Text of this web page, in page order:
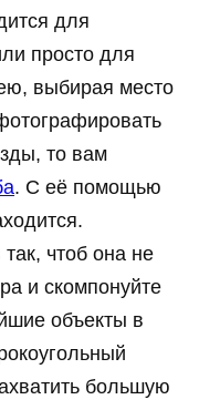
для
просто для
выбирая место
то вам
. С её помощью
чтоб она не
и скомпонуйте
объекты в
большую